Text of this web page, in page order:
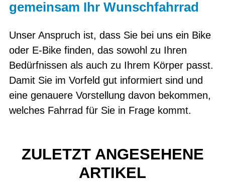
gemeinsam Ihr Wunschfahrrad
Unser Anspruch ist, dass Sie bei uns ein Bike
oder E-Bike finden, das sowohl zu Ihren
Bedürfnissen als auch zu Ihrem Körper passt.
Damit Sie im Vorfeld gut informiert sind und
eine genauere Vorstellung davon bekommen,
welches Fahrrad für Sie in Frage kommt.
ZULETZT ANGESEHENE
ARTIKEL